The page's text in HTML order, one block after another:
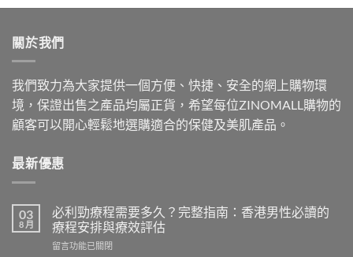
was:
is:
關於我們
我們致力為大家提供一個方便、快捷、安全的網上購物環
境，保證出售之產品均屬正貨，希望每位ZINOMALL購物的
顧客可以開心輕鬆地選購適合的保健及美肌產品。
最新優惠
03
8 月
必利勁療程需要多久？完整指南：香港男性必讀的
療程安排與療效評估
在
留言功能已關閉